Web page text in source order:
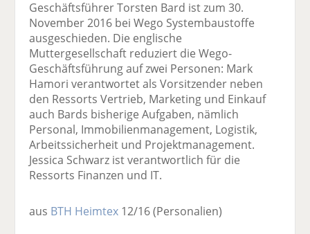
Geschäftsführer Torsten Bard ist zum 30.
November 2016 bei Wego Systembaustoffe
ausgeschieden. Die englische
Muttergesellschaft reduziert die Wego-
Geschäftsführung auf zwei Personen: Mark
Hamori verantwortet als Vorsitzender neben
den Ressorts Vertrieb, Marketing und Einkauf
auch Bards bisherige Aufgaben, nämlich
Personal, Immobilienmanagement, Logistik,
Arbeitssicherheit und Projektmanagement.
Jessica Schwarz ist verantwortlich für die
Ressorts Finanzen und IT.
aus BTH Heimtex 12/16(Personalien)